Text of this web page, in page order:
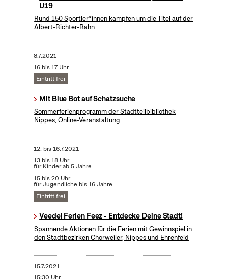
U19
Rund 150 Sportler*innen kämpfen um die Titel auf der
Albert-Richter-Bahn
8.7.2021
16 bis 17 Uhr
Eintritt frei
Mit Blue Bot auf Schatzsuche
Sommerferienprogramm der Stadtteilbibliothek
Nippes, Online-Veranstaltung
12. bis16.7.2021
13 bis 18 Uhr
für Kinder ab 5 Jahre
15 bis 20 Uhr
für Jugendliche bis 16 Jahre
Eintritt frei
Veedel Ferien Feez - Entdecke Deine Stadt!
Spannende Aktionen für die Ferien mit Gewinnspiel in
den Stadtbezirken Chorweiler, Nippes und Ehrenfeld
15.7.2021
15:30 Uhr